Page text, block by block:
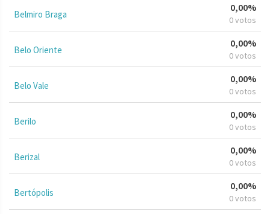
Belmiro Braga
0,00%
0 votos
Belo Oriente
0,00%
0 votos
Belo Vale
0,00%
0 votos
Berilo
0,00%
0 votos
Berizal
0,00%
0 votos
Bertópolis
0,00%
0 votos